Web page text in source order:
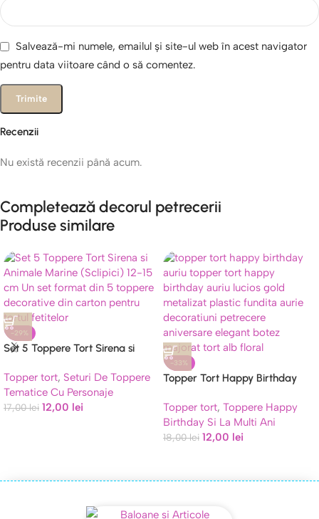
Recenzii
Nu există recenzii până acum.
Salvează-mi numele, emailul și site-ul web în acest navigator
pentru data viitoare când o să comentez.
Completează decorul petrecerii
Produse similare
-29%
Set 5 Toppere Tort Sirena si
Topper tort, Seturi De Toppere
Tematice Cu Personaje
17,00lei 12,00 lei
-33%
Topper Tort Happy Birthday
Topper tort, Toppere Happy
Birthday Si La Multi Ani
18,00lei 12,00 lei